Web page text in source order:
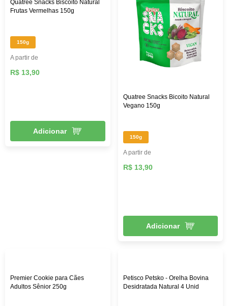
Quatree Snacks Biscoito Natural
Frutas Vermelhas 150g
150g
A partir de
R$ 13,90
Adicionar
Quatree Snacks Bicoito Natural
Vegano 150g
150g
A partir de
R$ 13,90
Adicionar
Premier Cookie para Cães
Adultos Sênior 250g
Petisco Petsko - Orelha Bovina
Desidratada Natural 4 Unid